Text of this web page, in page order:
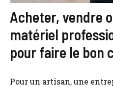
Acheter, vendre
matériel
pour faire le bon
Pour un artisan, une